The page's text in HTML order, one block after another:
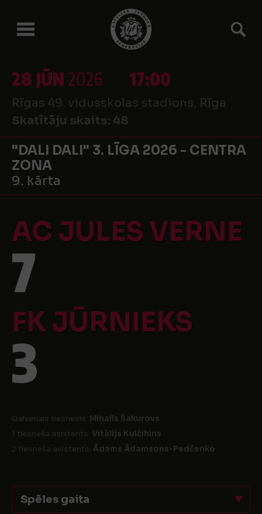
28 JŪN2026 17:00
Rīgas 49. vidusskolas stadions, Rīga
Skatītāju skaits: 48
"DALI DALI" 3. LĪGA 2026 - CENTRA
ZONA
9. kārta
AC JULES VERNE
7
FK JŪRNIEKS
3
Galvenais tiesnesis: Mihails Šakurovs
1 tiesneša asistents: Vitālijs Kulčihins
2 tiesneša asistents: Ādams Ādamsons-Pedčenko
Spēles gaita